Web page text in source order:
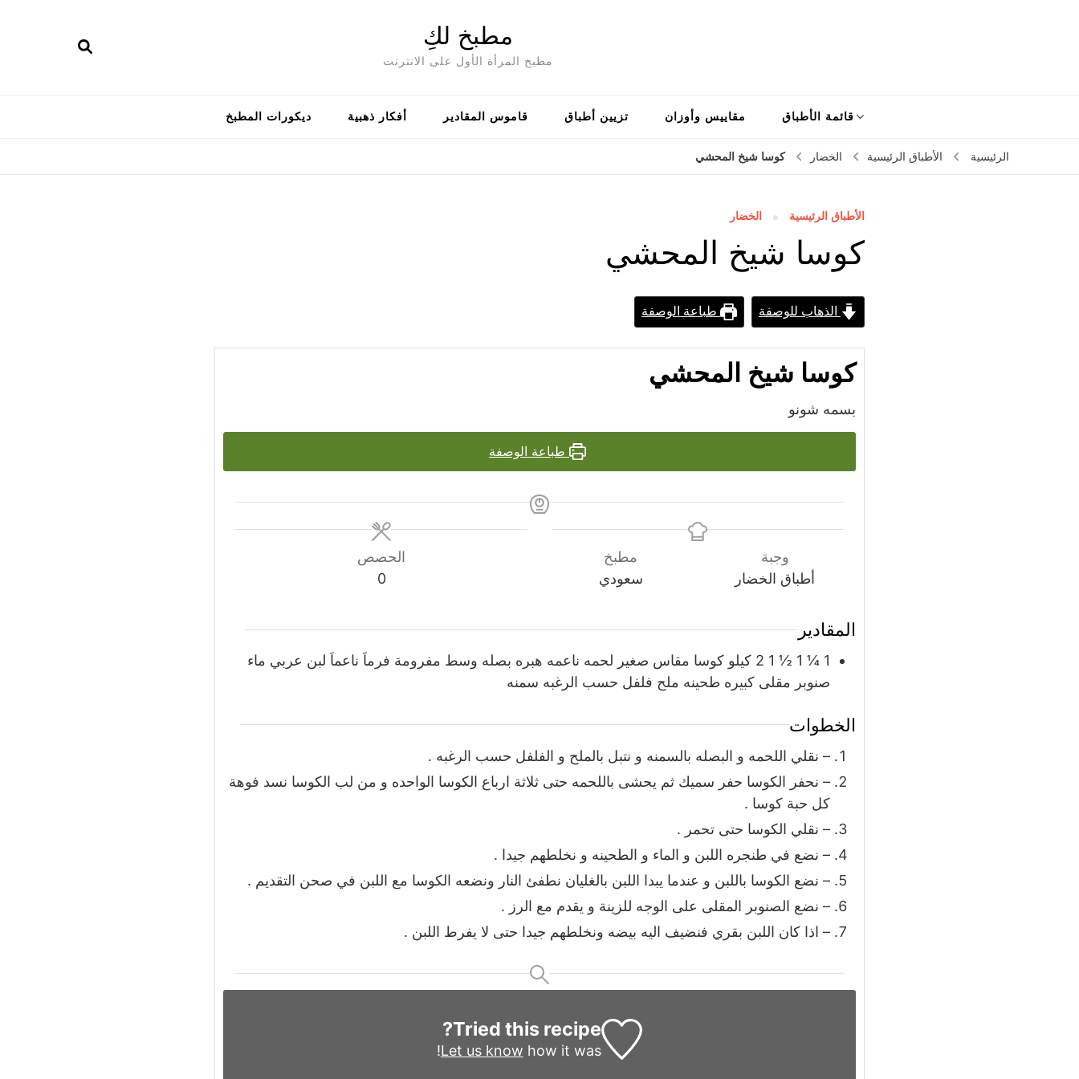
مطبخ لكِ
مطبخ المرأة الأول على الانترنت
قائمة الأطباق مقاييس وأوزان تزيين أطباق قاموس المقادير أفكار ذهبية ديكورات المطبخ
الرئيسية الأطباق الرئيسية الخضار كوسا شيخ المحشي
الأطباق الرئيسية الخضار
كوسا شيخ المحشي
الذهاب للوصفة طباعة الوصفة
كوسا شيخ المحشي
بسمه شونو
طباعة الوصفة
وجبة
أطباق الخضار
مطبخ
سعودي
الحصص
0
المقادير
1 ¼ 1 ½ 1 2 كيلو كوسا مقاس صغير لحمه ناعمه هبره بصله وسط مفرومة فرماَ ناعماَ لبن عربي ماء
صنوبر مقلى كبيره طحينه ملح فلفل حسب الرغبه سمنه
الخطوات
– نقلي اللحمه و البصله بالسمنه و نتبل بالملح و الفلفل حسب الرغبه .
– نحفر الكوسا حفر سميك ثم يحشى باللحمه حتى ثلاثة ارباع الكوسا الواحده و من لب الكوسا نسد فوهة
كل حبة كوسا .
– نقلي الكوسا حتى تحمر .
– نضع في طنجره اللبن و الماء و الطحينه و نخلطهم جيدا .
– نضع الكوسا باللبن و عندما يبدا اللبن بالغليان نطفئ النار ونضعه الكوسا مع اللبن في صحن التقديم .
– نضع الصنوبر المقلى على الوجه للزينة و يقدم مع الرز .
– اذا كان اللبن بقري فنضيف اليه بيضه ونخلطهم جيدا حتى لا يفرط اللبن .
Tried this recipe?
Let us know how it was!